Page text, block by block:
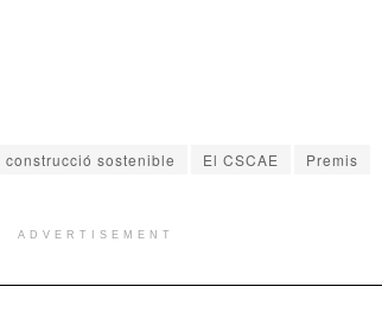
construcció sostenible El CSCAE Premis
ADVERTISEMENT